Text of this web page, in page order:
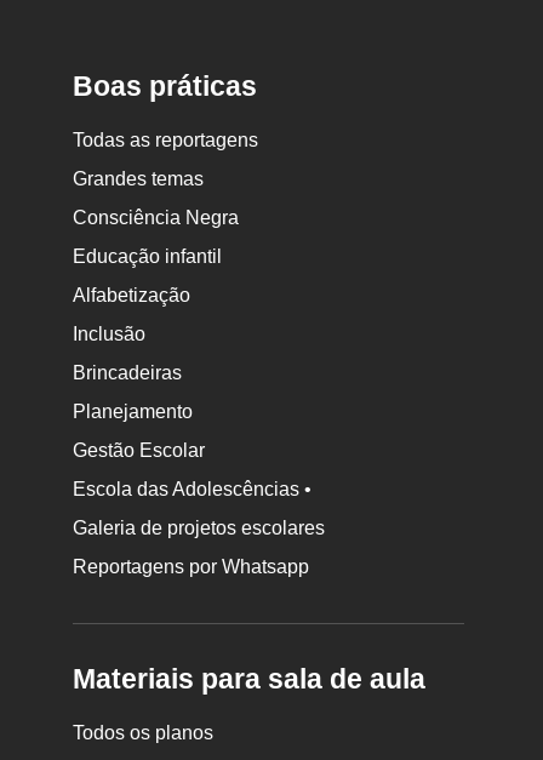
Boas práticas
Todas as reportagens
Grandes temas
Consciência Negra
Educação infantil
Alfabetização
Inclusão
Brincadeiras
Planejamento
Gestão Escolar
Escola das Adolescências •
Galeria de projetos escolares
Reportagens por Whatsapp
Materiais para sala de aula
Todos os planos